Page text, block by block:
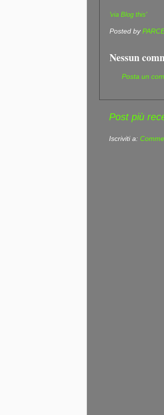
'via Blog this'
Posted by
Nessun
Posta un
Post più
Iscriviti a: